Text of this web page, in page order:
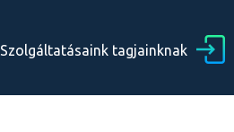
Szolgáltatásaink tagjainknak